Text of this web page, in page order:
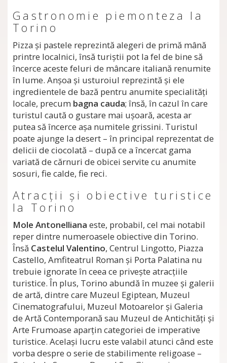
Gastronomie piemonteza la
Torino
Pizza şi pastele reprezintă alegeri de primă mână
printre localnici, însă turiştii pot la fel de bine să
încerce aceste feluri de mâncare italiană renumite
în lume. Anşoa şi usturoiul reprezintă şi ele
ingredientele de bază pentru anumite specialităţi
locale, precum bagna cauda; însă, în cazul în care
turistul caută o gustare mai uşoară, acesta ar
putea să încerce aşa numitele grissini. Turistul
poate ajunge la desert – în principal reprezentat de
delicii de ciocolată – după ce a încercat gama
variată de cărnuri de obicei servite cu anumite
sosuri, fie calde, fie reci.
Atracţii şi obiective turistice
la Torino
Mole Antonelliana este, probabil, cel mai notabil
reper dintre numeroasele obiective din Torino.
Însă Castelul Valentino, Centrul Lingotto, Piazza
Castello, Amfiteatrul Roman şi Porta Palatina nu
trebuie ignorate în ceea ce priveşte atracţiile
turistice. În plus, Torino abundă în muzee şi galerii
de artă, dintre care Muzeul Egiptean, Muzeul
Cinematografului, Muzeul Motoarelor şi Galeria
de Artă Contemporană sau Muzeul de Antichităţi şi
Arte Frumoase aparţin categoriei de imperative
turistice. Acelaşi lucru este valabil atunci când este
vorba despre o serie de stabilimente religoase –